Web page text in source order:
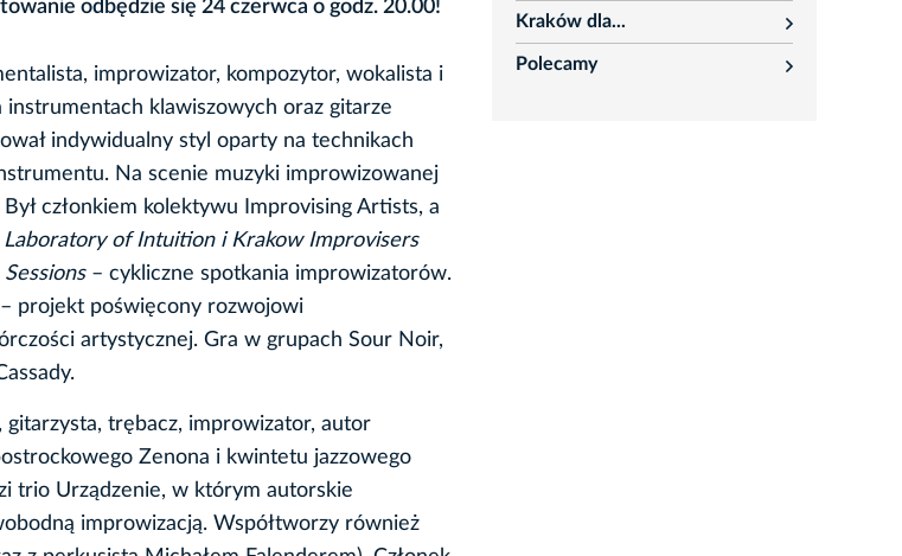
odbędzie się 24 czerwca o godz. 20.00!
improwizator, kompozytor, wokalista i
klawiszowych oraz gitarze
indywidualny styl oparty na technikach
Na scenie muzyki improwizowanej
członkiem kolektywu Improvising Artists, a
Laboratory of Intuition i Krakow Improvisers
– cykliczne spotkania improwizatorów.
projekt poświęcony rozwojowi
artystycznej. Gra w grupach Sour Noir,
gitarzysta, trębacz, improwizator, autor
Zenona i kwintetu jazzowego
trio Urządzenie, w którym autorskie
improwizacją. Współtworzy również
Kraków dla...
rozwiń
Polecamy
rozwiń